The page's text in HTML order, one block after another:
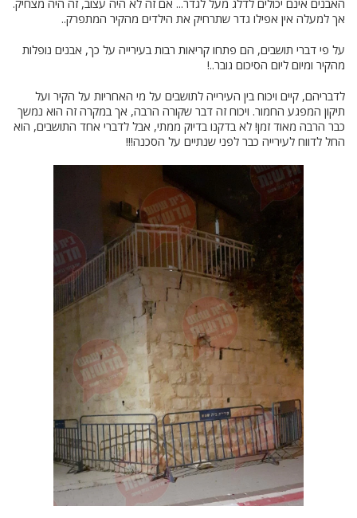
אך למעלה אין אפילו גדר שתרחיק את הילדים מהקיר המתפרק..
על פי דברי תושבים, הם פתחו קריאות רבות בעירייה על כך, אבנים נופלות
מהקיר ומיום ליום הסיכום גובר..!
לדבריהם, קיים ויכוח בין העירייה לתושבים על מי האחריות על הקיר ועל
תיקון המפגע החמור. ויכוח זה דבר שקורה הרבה, אך במקרה זה הוא נמשך
כבר הרבה מאוד זמן! לא בדקנו בדיוק ממתי, אבל לדברי אחד התושבים, הוא
החל לדווח לעירייה כבר לפני שנתיים על הסכנה!!!